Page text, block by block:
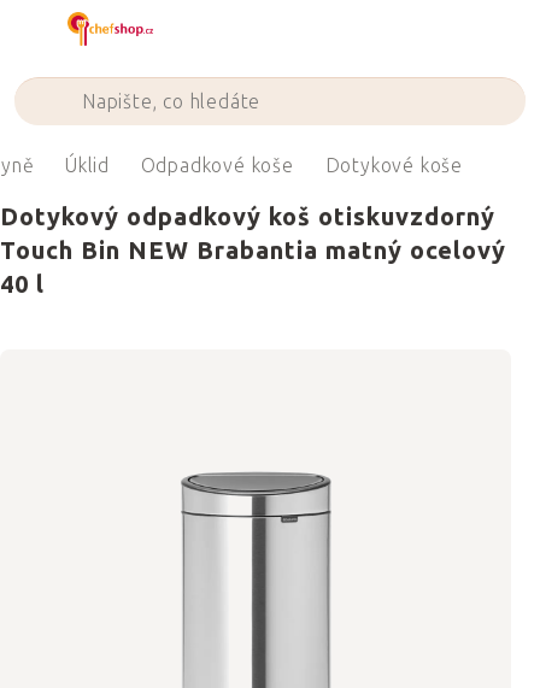
Úklid Odpadkové koše Dotykové koše
Dotykový odpadkový koš otiskuvzdorný
Touch Bin NEW Brabantia matný ocelový
40 l